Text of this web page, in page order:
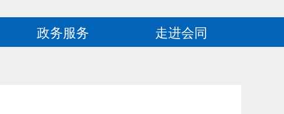
政务服务 走进会同